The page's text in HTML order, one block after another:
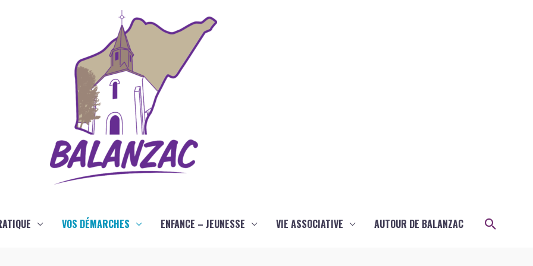
VOS DÉMARCHES ENFANCE – JEUNESSE VIE ASSOCIATIVE AUTOUR DE BALANZAC